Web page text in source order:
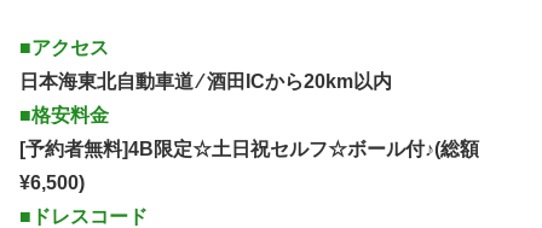
■アクセス
日本海東北自動車道 ⁄ 酒田ICから20km以内
■格安料金
[予約者無料]4B限定☆土日祝セルフ☆ボール付♪(総額
¥6,500)
■ドレスコード